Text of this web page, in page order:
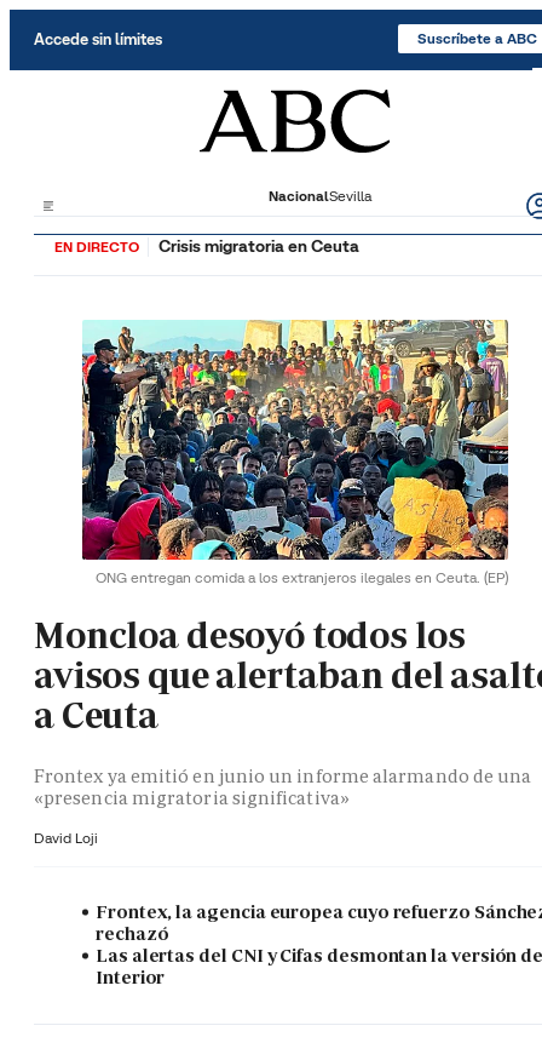
Accede sin límites Suscríbete a ABC
NacionalSevilla
EN DIRECTO Crisis migratoria en Ceuta
ONG entregan comida a los extranjeros ilegales en Ceuta. (EP)
Moncloa desoyó todos los
avisos que alertaban del
a Ceuta
Frontex ya emitió en junio un informe alarmando de una
«presencia migratoria significativa»
David Loji
Frontex, la agencia europea cuyo refuerzo
rechazó
Las alertas del CNI y Cifas desmontan la versión
Interior